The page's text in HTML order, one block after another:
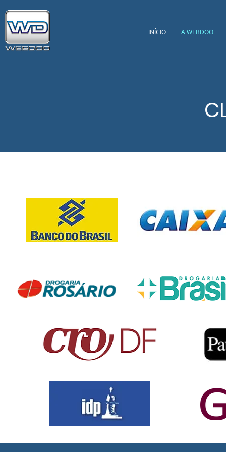
INÍCIO A WEBDOO